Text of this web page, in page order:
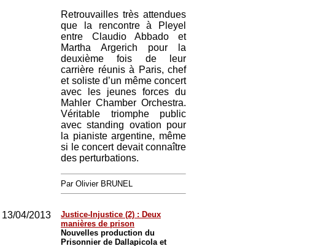
Retrouvailles très attendues
que la rencontre à Pleyel
entre Claudio Abbado et
Martha Argerich pour la
deuxième fois de leur
carrière réunis à Paris, chef
et soliste d’un même concert
avec les jeunes forces du
Mahler Chamber Orchestra.
Véritable triomphe public
avec standing ovation pour
la pianiste argentine, même
si le concert devait connaître
des perturbations.
Par Olivier BRUNEL
13/04/2013
Justice-Injustice (2) : Deux
manières de prison
Nouvelles production du
Prisonnier de Dallapicola et